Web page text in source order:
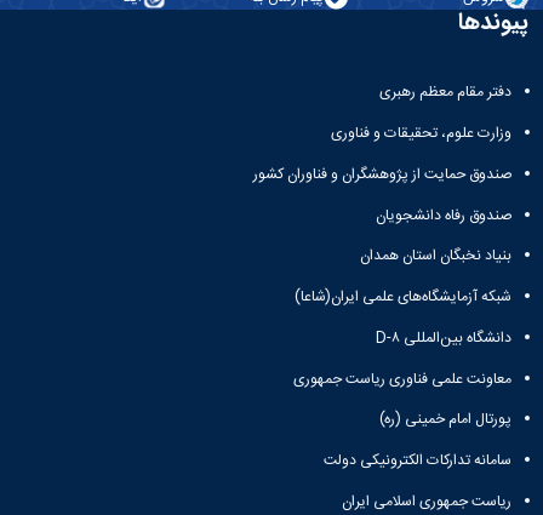
پیوندها
دفتر مقام معظم رهبری
وزارت علوم، تحقیقات و فناوری
صندوق حمایت از پژوهشگران و فناوران کشور
صندوق رفاه دانشجویان
بنیاد نخبگان استان همدان
شبکه آزمایشگاه‌های علمی ایران(شاعا)
دانشگاه بین‌المللی D-۸
معاونت علمی فناوری ریاست جمهوری
پورتال امام خمینی (ره)
سامانه تدارکات الکترونیکی دولت
ریاست جمهوری اسلامی ایران